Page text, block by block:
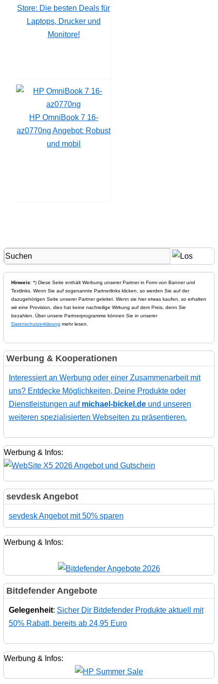
Store: Die besten Deals für
Laptops, Drucker und
Monitore!
HP OmniBook 7 16-
az0770ng Angebot: Robust
und mobil
Hinweis: *) Diese Seite enthält Werbung unserer Partner in Form von Banner und
Textlinks. Wenn Sie auf sogenannte Partnerlinks klicken, so werden Sie auf der
dazugehörigen Seite unserer Partner geleitet. Wenn sie hier etwas kaufen, so erhalten
wir eine Provision, dies hat keine nachteilige Wirkung auf dem Preis, denn Sie
bezahlen. Über unsere Partnerprogramme können Sie in unserer
Datenschutzerklärung mehr lesen.
Werbung & Kooperationen
Interessiert an Werbung oder einer Zusammenarbeit mit
uns? Entdecke Möglichkeiten, Deine Produkte oder
Dienstleistungen auf michael-bickel.deund unseren
weiteren spezialisierten Webseiten zu präsentieren.
Werbung & Infos:
sevdesk Angebot
sevdesk Angebot mit 50% sparen
Werbung & Infos:
Bitdefender Angebote
Gelegenheit: Sicher Dir Bitdefender Produkte aktuell mit
50% Rabatt, bereits ab 24,95 Euro
Werbung & Infos: